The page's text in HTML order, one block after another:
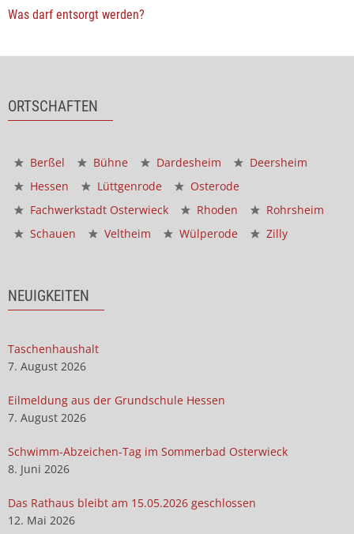
Was darf entsorgt werden?
ORTSCHAFTEN
Berßel Bühne Dardesheim
Deersheim
Hessen
Lüttgenrode
Osterode
Fachwerkstadt Osterwieck
Rhoden
Rohrsheim
Schauen
Veltheim Wülperode Zilly
NEUIGKEITEN
Taschenhaushalt
7. August 2026
Eilmeldung aus der Grundschule Hessen
7. August 2026
Schwimm-Abzeichen-Tag im Sommerbad Osterwieck
8. Juni 2026
Das Rathaus bleibt am 15.05.2026 geschlossen
12. Mai 2026